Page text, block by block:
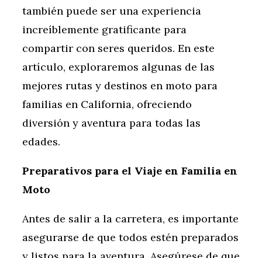
también puede ser una experiencia
increíblemente gratificante para
compartir con seres queridos. En este
artículo, exploraremos algunas de las
mejores rutas y destinos en moto para
familias en California, ofreciendo
diversión y aventura para todas las
edades.
Preparativos para el Viaje en Familia en
Moto
Antes de salir a la carretera, es importante
asegurarse de que todos estén preparados